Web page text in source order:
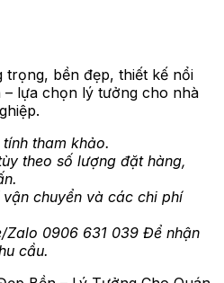
trọng, bền đẹp, thiết kế nổi
lựa chọn lý tưởng cho nhà
tham khảo.
theo số lượng đặt hàng,
chuyển và các chi phí
Zalo 0906 631 039 Để nhận
cầu.